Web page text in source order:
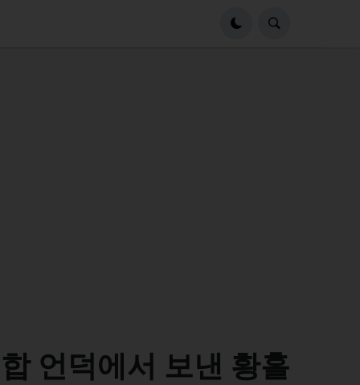
언덕에서 보낸 황홀